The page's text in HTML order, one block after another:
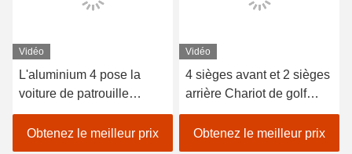
Vidéo
L'aluminium 4 pose la
voiture de patrouille
électrique de CDA 48V
3.7KW/véhicule électrique
de croisière
Obtenez le meilleur prix
Vidéo
4 sièges avant et 2 sièges
arrière Chariot de golf
électrique alimenté par
batterie au lithium 48V
Obtenez le meilleur prix